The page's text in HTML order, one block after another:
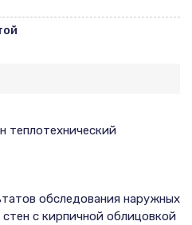
теплотехнический
обследования наружных
с кирпичной облицовкой